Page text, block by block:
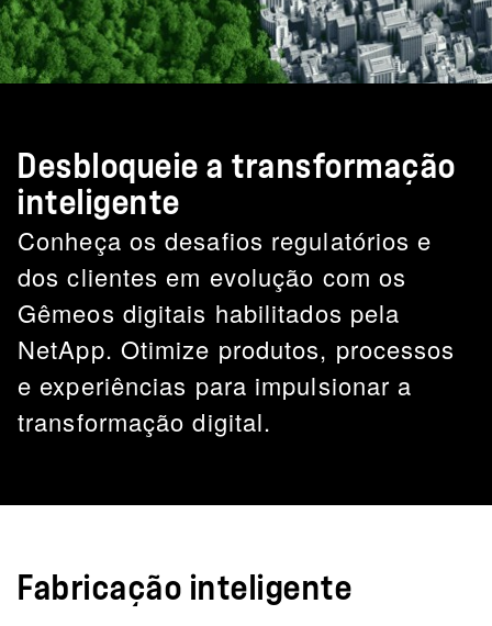
Desbloqueie a transformação
inteligente
Conheça os desafios regulatórios e
dos clientes em evolução com os
Gêmeos digitais habilitados pela
NetApp. Otimize produtos, processos
e experiências para impulsionar a
transformação digital.
Fabricação inteligente